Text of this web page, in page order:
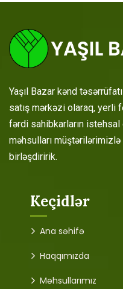
Yaşıl Bazar kənd
satış mərkəzi olaraq, yerli
fərdi sahibkarların
məhsulları
birləşdiririk.
Keçidlər
Ana səhifə
Haqqımızda
Məhsullarımız